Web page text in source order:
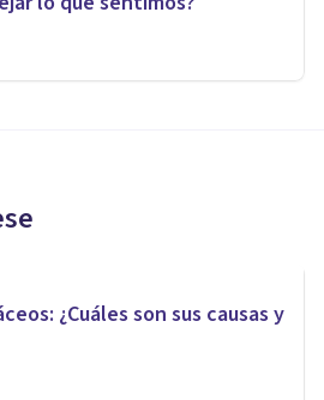
¿Cuáles son sus causas y